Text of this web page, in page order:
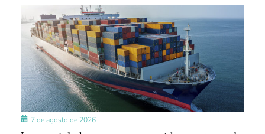
7 de agosto de 2026